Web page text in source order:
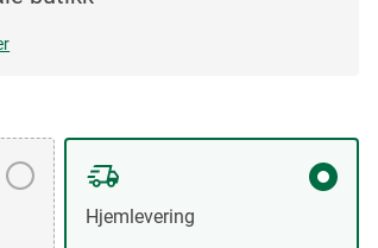
Hjemlevering